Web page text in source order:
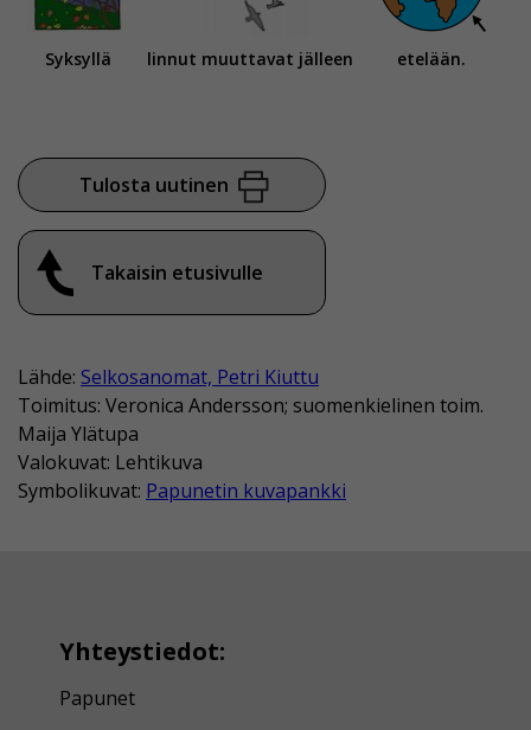
Syksyllä linnut muuttavat jälleen etelään.
Tulosta uutinen
Takaisin etusivulle
Lähde: Selkosanomat, Petri Kiuttu
Toimitus: Veronica Andersson; suomenkielinen toim.
Maija Ylätupa
Valokuvat: Lehtikuva
Symbolikuvat: Papunetin kuvapankki
Yhteystiedot:
Papunet